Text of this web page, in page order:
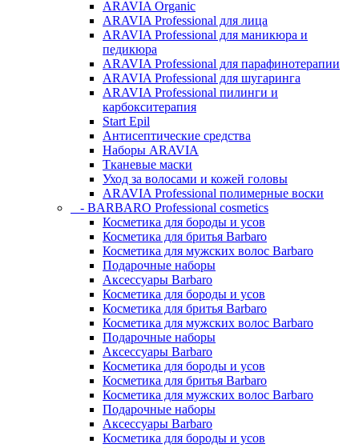
ARAVIA Organic
ARAVIA Professional для лица
ARAVIA Professional для маникюра и
педикюра
ARAVIA Professional для парафинотерапии
ARAVIA Professional для шугаринга
ARAVIA Professional пилинги и
карбокситерапия
Start Epil
Антисептические средства
Наборы ARAVIA
Тканевые маски
Уход за волосами и кожей головы
ARAVIA Professional полимерные воски
- BARBARO Professional cosmetics
Косметика для бороды и усов
Косметика для бритья Barbaro
Косметика для мужских волос Barbaro
Подарочные наборы
Аксессуары Barbaro
Косметика для бороды и усов
Косметика для бритья Barbaro
Косметика для мужских волос Barbaro
Подарочные наборы
Аксессуары Barbaro
Косметика для бороды и усов
Косметика для бритья Barbaro
Косметика для мужских волос Barbaro
Подарочные наборы
Аксессуары Barbaro
Косметика для бороды и усов